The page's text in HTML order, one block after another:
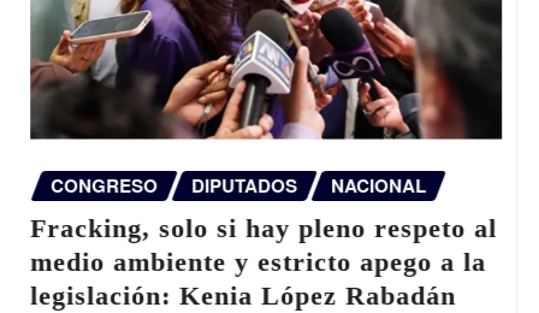
NACIONAL
Ocultar evidencia de caso Ayotzinapa
fue orden directa del exgobernador
Ángel Aguirre: FGR
victor Ago 6, 2026